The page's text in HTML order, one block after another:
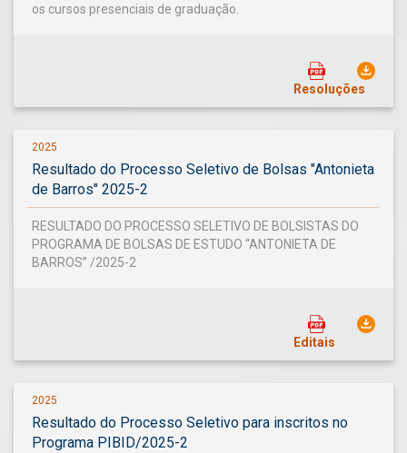
os cursos presenciais de graduação.
Resoluções
2025
Resultado do Processo Seletivo de Bolsas "Antonieta
de Barros" 2025-2
RESULTADO DO PROCESSO SELETIVO DE BOLSISTAS DO
PROGRAMA DE BOLSAS DE ESTUDO “ANTONIETA DE
BARROS” /2025-2
Editais
2025
Resultado do Processo Seletivo para inscritos no
Programa PIBID/2025-2